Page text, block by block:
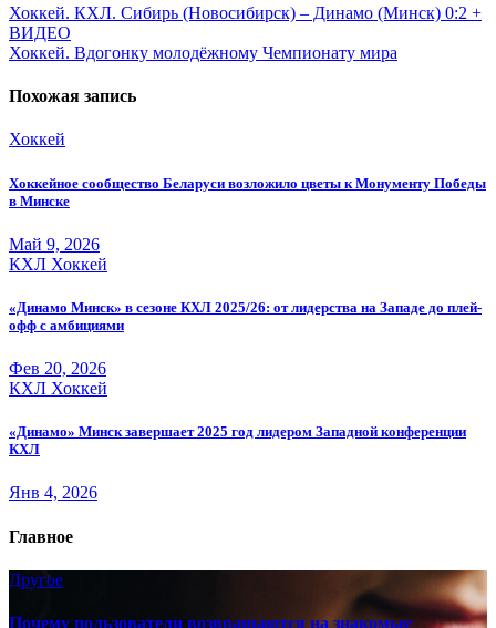
Навигация
по
Хоккей. КХЛ. Сибирь (Новосибирск) – Динамо (Минск) 0:2 +
ВИДЕО
Хоккей. Вдогонку молодёжному Чемпионату мира
Похожая запись
Хоккей
Хоккейное сообщество Беларуси возложило цветы к Монументу Победы
в Минске
Май 9, 2026
КХЛ Хоккей
«Динамо Минск» в сезоне КХЛ 2025/26: от лидерства на Западе до плей-
офф с амбициями
Фев 20, 2026
КХЛ Хоккей
«Динамо» Минск завершает 2025 год лидером Западной конференции
КХЛ
Янв 4, 2026
Главное
Другое
Почему пользователи возвращаются на знакомые